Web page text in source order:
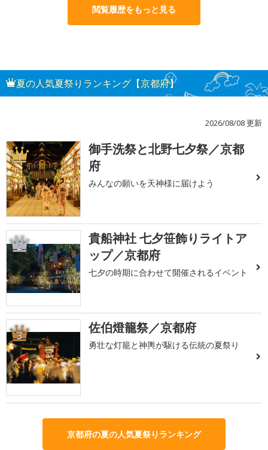
閲覧履歴をもっと見る
夏の人気夏祭りランキング【京都府】
2026/08/08 更新
1
御手洗祭と北野七夕祭／京都
府
みんなの願いを天神様に届けよう
2
貴船神社 七夕笹飾りライトア
ップ／京都府
七夕の時期に合わせて開催されるイベント
3 佐伯燈籠祭／京都府
勇壮な灯籠と神輿が駆ける伝統の夏祭り
京都府の夏の人気夏祭りランキング